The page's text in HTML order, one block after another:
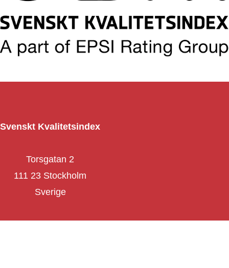
Svenskt Kvalitetsindex
Torsgatan 2
111 23 Stockholm
Sverige